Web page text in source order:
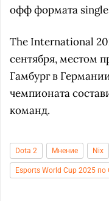
офф формата
The International
сентября, местом
Гамбург в
чемпионата
команд.
Dota 2 Мнение Nix
Esports World Cup 2025 по